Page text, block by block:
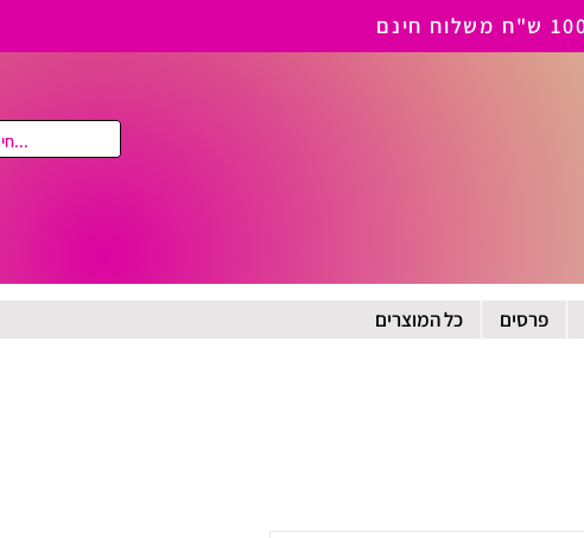
פרסים כל המוצרים